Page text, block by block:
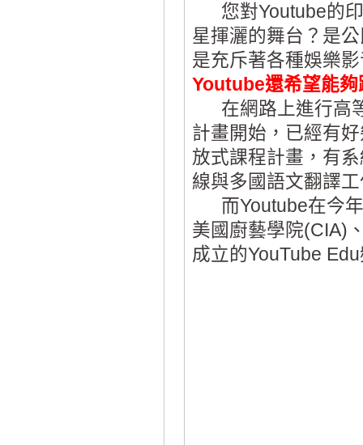
您對Youtube的
星揮灑的舞台？是
是充斥著各種娛樂
Youtube還希望能
在網路上進行高
計畫開始，已經有
放式課程計畫，有
線與多國語文翻譯
而Youtube在今年
美國廚藝學院(CIA)
成立的YouTube